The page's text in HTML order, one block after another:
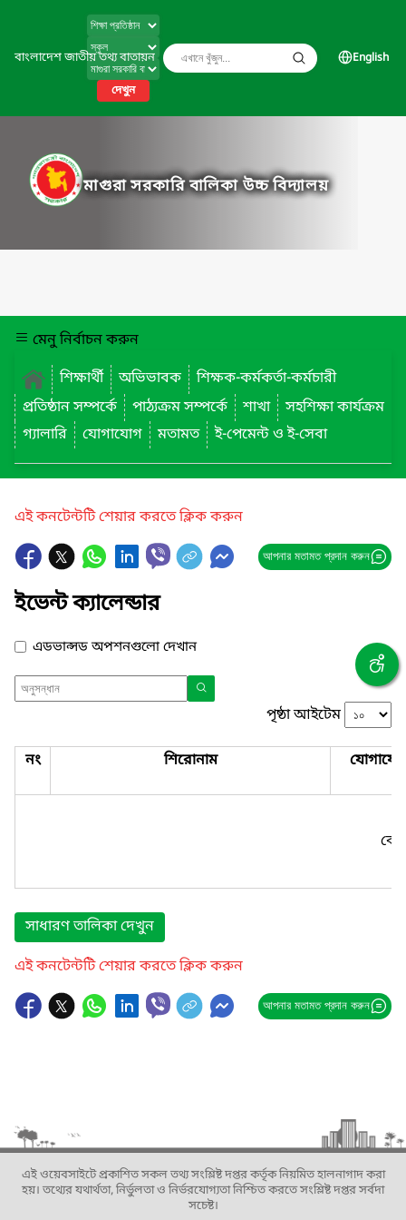
বাংলাদেশ জাতীয় তথ্য বাতায়ন
দেখুন
English
মাগুরা সরকারি বালিকা উচ্চ বিদ্যালয়
মেনু নির্বাচন করুন
শিক্ষার্থী
অভিভাবক
শিক্ষক-কর্মকর্তা-কর্মচারী
প্রতিষ্ঠান সম্পর্কে
পাঠ্যক্রম সম্পর্কে শাখা
সহশিক্ষা কার্যক্রম
গ্যালারি
যোগাযোগ মতামত ই-পেমেন্ট ও ই-সেবা
এই কনটেন্টটি শেয়ার করতে ক্লিক করুন
আপনার মতামত প্রদান করুন
ইভেন্ট ক্যালেন্ডার
এডভান্সড অপশনগুলো দেখান
পৃষ্ঠা আইটেম
নং শিরোনাম
সাধারণ তালিকা দেখুন
এই কনটেন্টটি শেয়ার করতে ক্লিক করুন
আপনার মতামত প্রদান করুন
এই ওয়েবসাইটে প্রকাশিত সকল তথ্য সংশ্লিষ্ট দপ্তর কর্তৃক নিয়মিত হালনাগাদ করা
হয়। তথ্যের যথার্থতা, নির্ভুলতা ও নির্ভরযোগ্যতা নিশ্চিত করতে সংশ্লিষ্ট দপ্তর সর্বদা
সচেষ্ট।